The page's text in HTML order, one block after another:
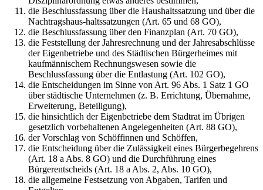
die Beschlussfassung über die Haushaltssatzung und über die
Nachtragshaus-haltssatzungen (Art. 65 und 68 GO),
die Beschlussfassung über den Finanzplan (Art. 70 GO),
die Feststellung der Jahresrechnung und der Jahresabschlüsse
der Eigenbetriebe und des Städtischen Bürgerheimes mit
kaufmännischem Rechnungswesen sowie die
Beschlussfassung über die Entlastung (Art. 102 GO),
die Entscheidungen im Sinne von Art. 96 Abs. 1 Satz 1 GO
über städtische Unternehmen (z. B. Errichtung, Übernahme,
Erweiterung, Beteiligung),
die hinsichtlich der Eigenbetriebe dem Stadtrat im Übrigen
gesetzlich vorbehaltenen Angelegenheiten (Art. 88 GO),
der Vorschlag von Schöffinnen und Schöffen,
die Entscheidung über die Zulässigkeit eines Bürgerbegehrens
(Art. 18 a Abs. 8 GO) und die Durchführung eines
Bürgerentscheids (Art. 18 a Abs. 2, Abs. 10 GO),
die allgemeine Festsetzung von Abgaben, Tarifen und